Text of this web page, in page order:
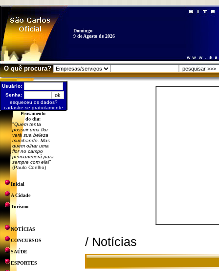
Domingo
9 de Agosto de 2026
O quê procura?
Usuário:
Senha:
esqueceu os dados?
cadastre-se gratuitamente
Pensamento
do dia:
"Quem tenta
possuir uma flor
verá sua beleza
murchando. Mas
quem olhar uma
flor no campo
permanecerá para
sempre com ela!"
(Paulo Coelho)
Inicial
A Cidade
Turismo
NOTÍCIAS
CONCURSOS
SAÚDE
ESPORTES
/ Notícias